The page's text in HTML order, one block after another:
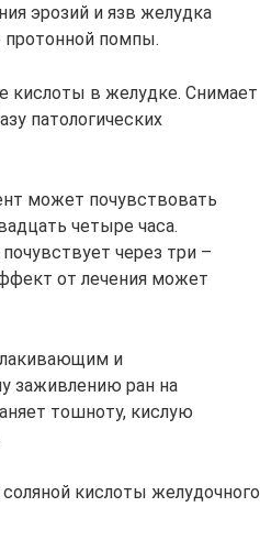
эрозий и язв желудка
протонной помпы.
кислоты в желудке. Снимает
патологических
может почувствовать
четыре часа.
через три –
от лечения может
и
заживлению ран на
тошноту, кислую
кислоты желудочного